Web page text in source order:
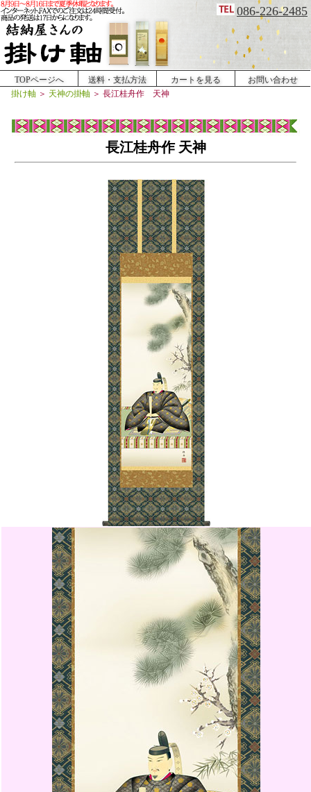
086-226-2485
TOPページへ 送料・支払方法 カートを見る
お問い合わせ
掛け軸 ＞ 天神の掛軸 ＞ 長江桂舟作 天神
長江桂舟作 天神